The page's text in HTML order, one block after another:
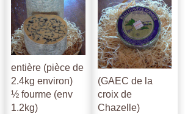
entière (pièce de
2.4kg environ)
½ fourme (env
1.2kg)
(GAEC de la
croix de
Chazelle)